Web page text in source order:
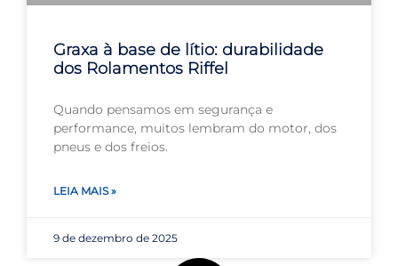
Graxa à base de lítio: durabilidade
dos Rolamentos Riffel
Quando pensamos em segurança e
performance, muitos lembram do motor, dos
pneus e dos freios.
LEIA MAIS »
9 de dezembro de 2025